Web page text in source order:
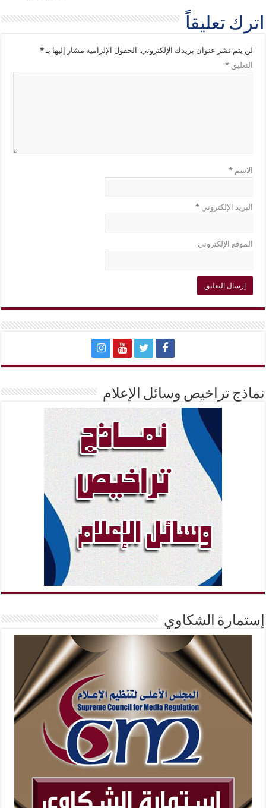
اترك تعليقاً
لن يتم نشر عنوان بريدك الإلكتروني. الحقول الإلزامية مشار إليها بـ*
التعليق*
الاسم*
البريد الإلكتروني*
الموقع الإلكتروني
نماذج تراخيص وسائل الإعلام
إستمارة الشكاوي